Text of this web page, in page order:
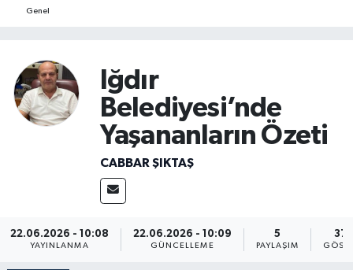
Genel
Iğdır
Belediyesi’nde
Yaşananların Özeti
CABBAR ŞIKTAŞ
22.06.2026 - 10:08
YAYINLANMA
22.06.2026 - 10:09
GÜNCELLEME
5
PAYLAŞIM
Süper Lig Puan Durumu ve Fikstür
Son Dakika Haberleri
Haber Arşivi